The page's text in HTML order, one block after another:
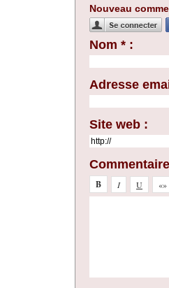
Nouveau
Nom * :
Adresse
Site web :